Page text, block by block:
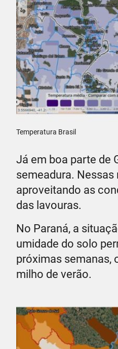
Temperatura Brasil
Já em boa parte de
semeadura.
aproveitando as
das lavouras.
No Paraná, a
umidade do solo
próximas semanas,
milho de verão.